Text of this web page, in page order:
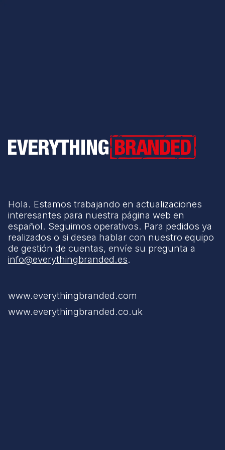
Everything Branded
Hola. Estamos trabajando en actualizaciones
interesantes para nuestra página web en
español. Seguimos operativos. Para pedidos ya
realizados o si desea hablar con nuestro equipo
de gestión de cuentas, envíe su pregunta a
info@everythingbranded.es.
www.everythingbranded.com
www.everythingbranded.co.uk